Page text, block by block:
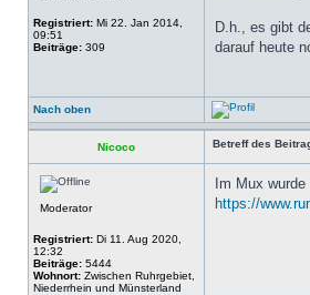
Registriert: Mi 22. Jan 2014,
09:51
Beiträge: 309
D.h., es gibt
darauf heute
Nach oben
Nicoco Betreff des
Moderator
Registriert: Di 11. Aug 2020,
12:32
Beiträge: 5444
Wohnort: Zwischen Ruhrgebiet,
Niederrhein und Münsterland
Im Mux
https://